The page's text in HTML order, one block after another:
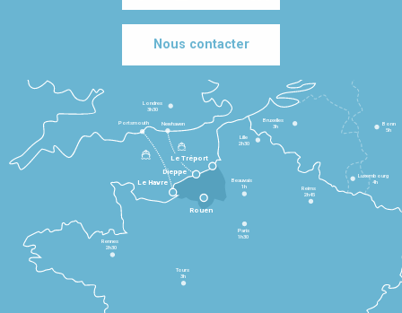
Nous contacter
Le Havre
Dieppe
Le Tréport
Rennes
2h30
Tours
3h
Paris
1h30
Beauvais
1h
Reims
2h45
Lille
2h30
Bruxelles
3h
Londres
3h30
Newhaven
Portsmouth
Bonn
5h
Luxembourg
4h
Rouen